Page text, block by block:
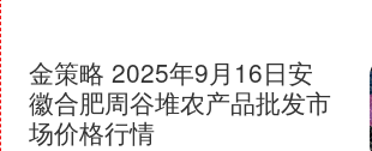
金策略 2025年9月16日安
徽合肥周谷堆农产品批发市
场价格行情